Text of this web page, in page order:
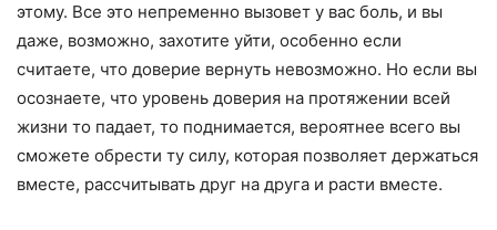
этому. Все это непременно вызовет у вас боль, и вы
даже, возможно, захотите уйти, особенно если
считаете, что доверие вернуть невозможно. Но если вы
осознаете, что уровень доверия на протяжении всей
жизни то падает, то поднимается, вероятнее всего вы
сможете обрести ту силу, которая позволяет держаться
вместе, рассчитывать друг на друга и расти вместе.